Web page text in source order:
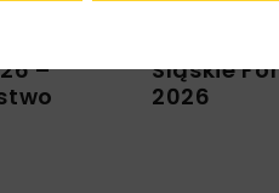
–
Śląskie
2026